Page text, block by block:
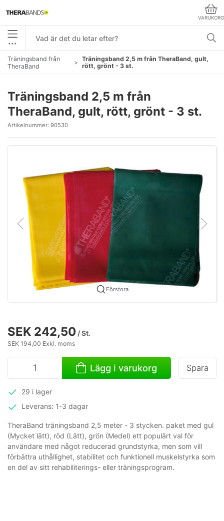
VARUKORG
•••
Träningsband från
TheraBand
Träningsband 2,5 m från TheraBand, gult,
rött, grönt - 3 st.
Träningsband 2,5 m från
TheraBand, gult, rött, grönt - 3 st.
Artikelnummer: 90530
Förstora
SEK 242,50 / St.
SEK 194,00 Exkl. moms
Lägg i varukorg Spara
29 i lager
Leverans: 1-3 dagar
TheraBand träningsband 2,5 meter - 3 stycken. paket med gul
(Mycket lätt), röd (Lätt), grön (Medel) ett populärt val för
användare med något reducerad grundstyrka, men som vill
förbättra uthållighet, stabilitet och funktionell muskelstyrka som
en del av sitt rehabiliterings- eller träningsprogram.